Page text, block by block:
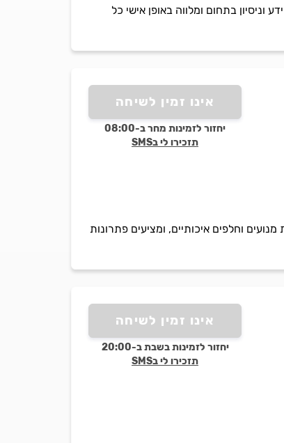
בתחום ומלווה באופן אישי כל
אינו זמין לשיחה
יחזור לזמינות מחר ב-08:00
תזכירו לי בSMS
וחלפים איכותיים, ומציעים פתרונות
אינו זמין לשיחה
יחזור לזמינות בשבת ב-20:00
תזכירו לי בSMS